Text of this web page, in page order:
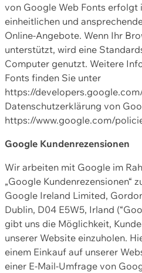
von Google Web Fonts erfolgt
einheitlichen und
Online-Angebote. Wenn Ihr
unterstützt, wird eine
Computer genutzt. Weitere
Fonts finden Sie unter
https://
Datenschutzerklärung von
https://www.google.com/
Google Kundenrezensionen
Wir arbeiten mit Google im
„Google Kundenrezensionen“
Google Ireland Limited,
Dublin, D04 E5W5, Irland
gibt uns die Möglichkeit,
unserer Website einzuholen.
einem Einkauf auf unserer
einer E-Mail-Umfrage von